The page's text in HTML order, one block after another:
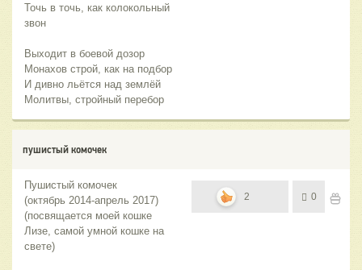
Точь в точь, как колокольный
звон
Выходит в боевой дозор
Монахов строй, как на подбор
И дивно льётся над землёй
Молитвы, стройный перебор
пушистый комочек
Пушистый комочек
(октябрь 2014-апрель 2017)
(посвящается моей кошке
Лизе, самой умной кошке на
свете)
2 0